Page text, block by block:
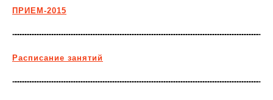
ПРИЕМ-2015
Расписание занятий